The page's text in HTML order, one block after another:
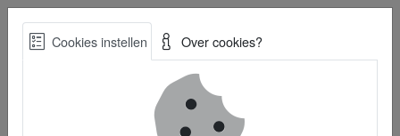
Skip
Best Practices voor een duurzame toekomst
Cookies instellen Over cookies?